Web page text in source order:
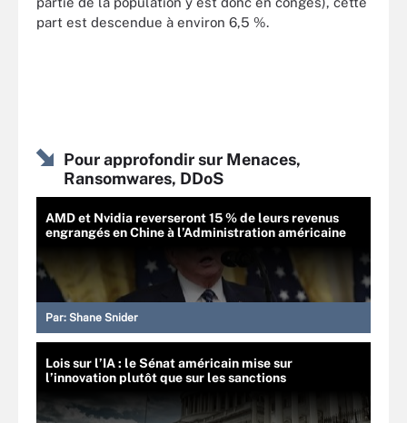
part est descendue à environ 6,5 %.
Pour approfondir sur Menaces,
Ransomwares, DDoS
AMD et Nvidia reverseront 15 % de leurs revenus
engrangés en Chine à l’Administration américaine
Par: Shane Snider
Lois sur l’IA : le Sénat américain mise sur
l’innovation plutôt que sur les sanctions